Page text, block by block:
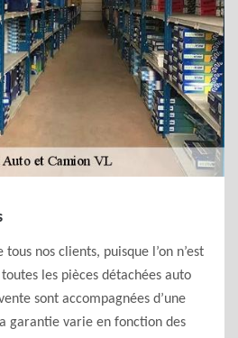
nos clients, puisque l’on n’est
les pièces détachées auto
sont accompagnées d’une
garantie varie en fonction des